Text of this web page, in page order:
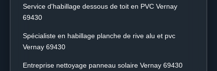
Service d'habillage dessous de toit en PVC Vernay
69430
Spécialiste en habillage planche de rive alu et pvc
Vernay 69430
Entreprise nettoyage panneau solaire Vernay 69430